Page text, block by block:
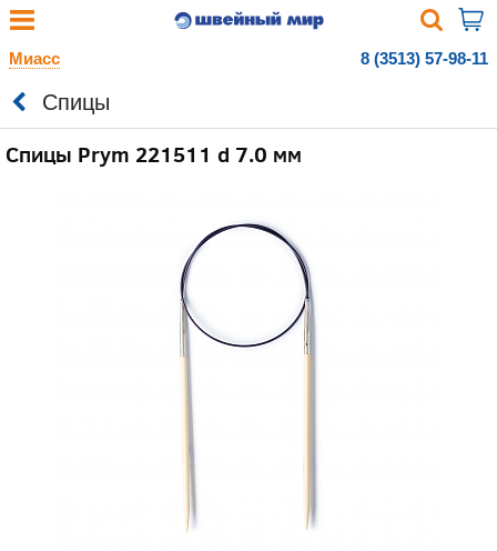
Миасс 8 (3513) 57-98-11
Спицы
Спицы Prym 221511 d 7.0 мм